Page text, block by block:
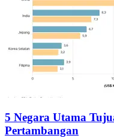
5 Negara Utama
Pertambangan